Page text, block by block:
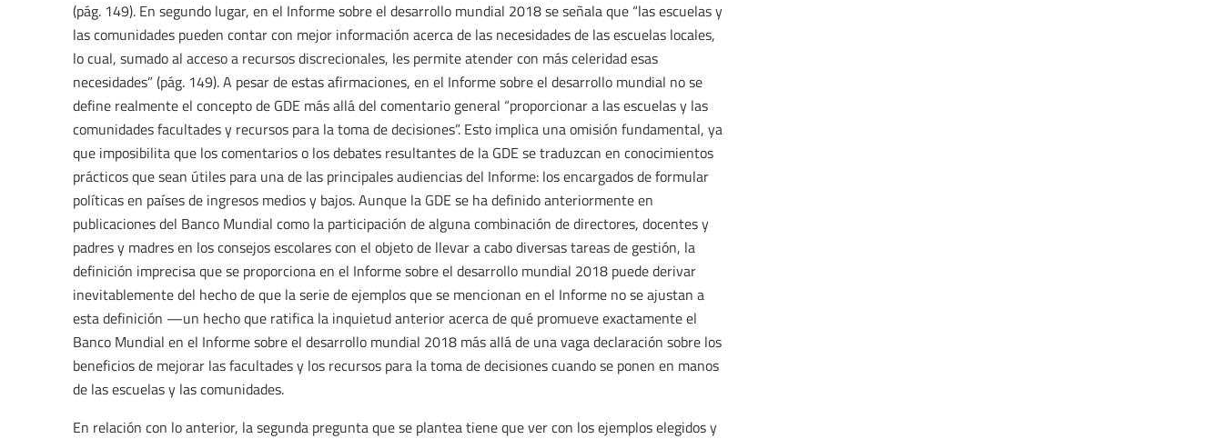
(pág. 149). En segundo lugar, en el Informe sobre el desarrollo mundial 2018 se señala que “las escuelas y
las comunidades pueden contar con mejor información acerca de las necesidades de las escuelas locales,
lo cual, sumado al acceso a recursos discrecionales, les permite atender con más celeridad esas
necesidades” (pág. 149). A pesar de estas afirmaciones, en el Informe sobre el desarrollo mundial no se
define realmente el concepto de GDE más allá del comentario general “proporcionar a las escuelas y las
comunidades facultades y recursos para la toma de decisiones”. Esto implica una omisión fundamental, ya
que imposibilita que los comentarios o los debates resultantes de la GDE se traduzcan en conocimientos
prácticos que sean útiles para una de las principales audiencias del Informe: los encargados de formular
políticas en países de ingresos medios y bajos. Aunque la GDE se ha definido anteriormente en
publicaciones del Banco Mundial como la participación de alguna combinación de directores, docentes y
padres y madres en los consejos escolares con el objeto de llevar a cabo diversas tareas de gestión, la
definición imprecisa que se proporciona en el Informe sobre el desarrollo mundial 2018 puede derivar
inevitablemente del hecho de que la serie de ejemplos que se mencionan en el Informe no se ajustan a
esta definición —un hecho que ratifica la inquietud anterior acerca de qué promueve exactamente el
Banco Mundial en el Informe sobre el desarrollo mundial 2018 más allá de una vaga declaración sobre los
beneficios de mejorar las facultades y los recursos para la toma de decisiones cuando se ponen en manos
de las escuelas y las comunidades.
En relación con lo anterior, la segunda pregunta que se plantea tiene que ver con los ejemplos elegidos y